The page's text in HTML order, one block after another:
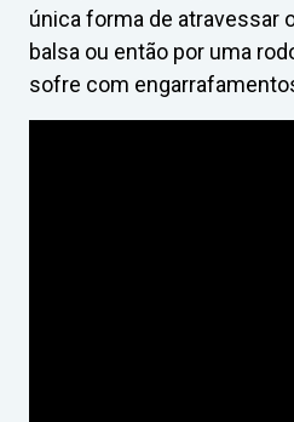
única forma de atravessar
balsa ou então por uma
sofre com